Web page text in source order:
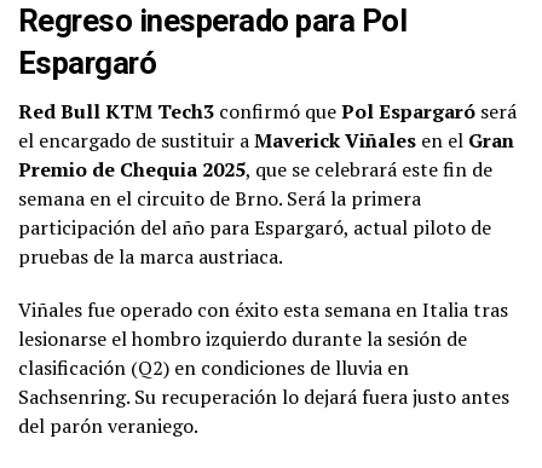
Regreso inesperado para Pol
Espargaró
Red Bull KTM Tech3 confirmó quePol Espargaró será
el encargado de sustituir aMaverick Viñales en el Gran
Premio de Chequia 2025, que se celebrará este fin de
semana en el circuito de Brno. Será la primera
participación del año para Espargaró, actual piloto de
pruebas de la marca austriaca.
Viñales fue operado con éxito esta semana en Italia tras
lesionarse el hombro izquierdo durante la sesión de
clasificación (Q2) en condiciones de lluvia en
Sachsenring. Su recuperación lo dejará fuera justo antes
del parón veraniego.